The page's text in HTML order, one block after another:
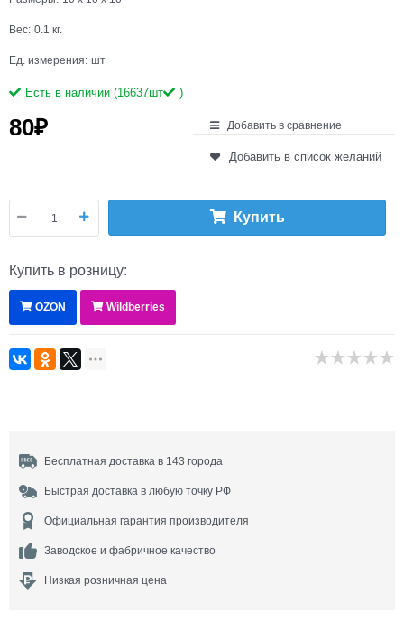
Вес: 0.1 кг.
Ед. измерения: шт
Есть в наличии (16637шт )
80₽ Добавить в сравнение
Добавить в список желаний
Купить
Купить в розницу:
OZON Wildberries
Бесплатная доставка в 143 города
Быстрая доставка в любую точку РФ
Официальная гарантия производителя
Заводское и фабричное качество
Низкая розничная цена